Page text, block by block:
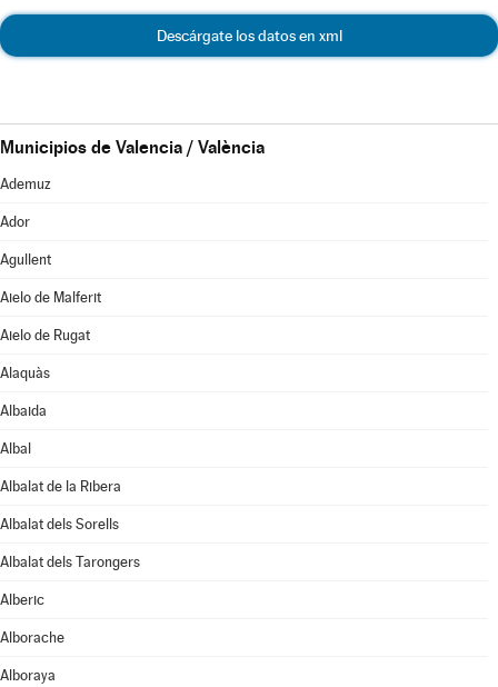
Descárgate los datos en xml
Municipios de Valencia / València
Ademuz
Ador
Agullent
Aielo de Malferit
Aielo de Rugat
Alaquàs
Albaida
Albal
Albalat de la Ribera
Albalat dels Sorells
Albalat dels Tarongers
Alberic
Alborache
Alboraya